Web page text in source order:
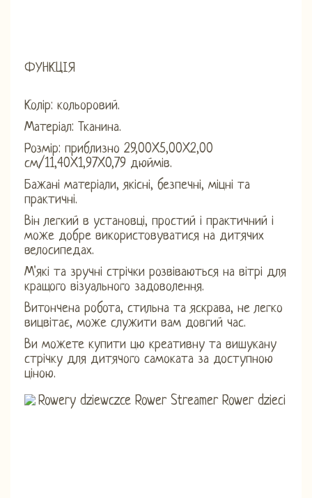
ФУНКЦІЯ
Колір: кольоровий.
Матеріал: Тканина.
Розмір: приблизно 29,00X5,00X2,00
см/11,40X1,97X0,79 дюймів.
Бажані матеріали, якісні, безпечні, міцні та
практичні.
Він легкий в установці, простий і практичний і
може добре використовуватися на дитячих
велосипедах.
М'які та зручні стрічки розвіваються на вітрі для
кращого візуального задоволення.
Витончена робота, стильна та яскрава, не легко
вицвітає, може служити вам довгий час.
Ви можете купити цю креативну та вишукану
стрічку для дитячого самоката за доступною
ціною.